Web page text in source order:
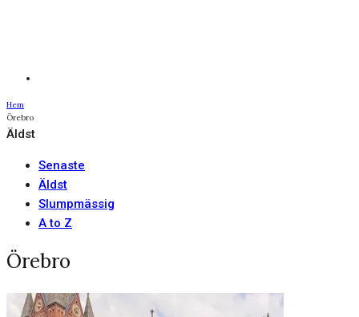
Hem
Örebro
Äldst
Senaste
Äldst
Slumpmässig
A to Z
Örebro